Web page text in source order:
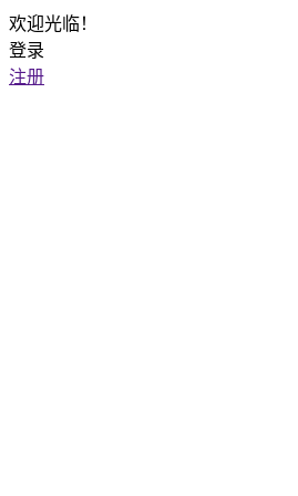
欢迎光临！
登录
注册